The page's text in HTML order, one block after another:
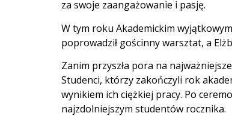
za swoje zaangażowanie i pasję.
W tym roku Akademickim
poprowadził gościnny warsztat, a
Zanim przyszła pora na
Studenci, którzy zakończyli rok
wynikiem ich ciężkiej pracy. Po
najzdolniejszym studentów rocznika.